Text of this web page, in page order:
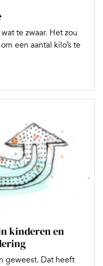
te zwaar. Het zou
een aantal kilo’s te
kinderen en
geweest. Dat heeft